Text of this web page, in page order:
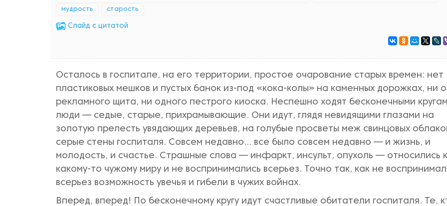
мудрость старость
Cлайд с цитатой
Осталось в госпитале, на его территории, простое очарование старых времен: нет
пластиковых мешков и пустых банок из-под «кока-колы» на каменных дорожках, ни
рекламного щита, ни одного пестрого киоска. Неспешно ходят бесконечными
люди — седые, старые, прихрамывающие. Они идут, глядя невидящими глазами на
золотую прелесть увядающих деревьев, на голубые просветы меж свинцовых
серые стены госпиталя. Совсем недавно... все было совсем недавно — и жизнь, и
молодость, и счастье. Страшные слова — инфаркт, инсульт, опухоль — относились к
какому-то чужому миру и не воспринимались всерьез. Точно так, как не
всерьез возможность увечья и гибели в чужих войнах.
Вперед, вперед! По бесконечному кругу идут счастливые обитатели госпиталя. Те,